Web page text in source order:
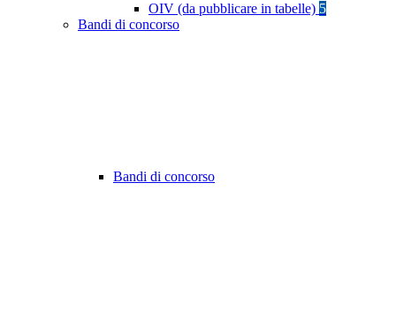
OIV (da pubblicare in tabelle) 5
Bandi di concorso
Bandi di concorso